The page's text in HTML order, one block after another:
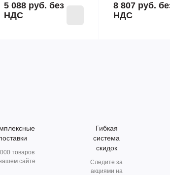
5 088 руб. без
НДС
8 807 руб.
НДС
товаров
сайте
Гибкая
система
скидок
Следите за
акциями на